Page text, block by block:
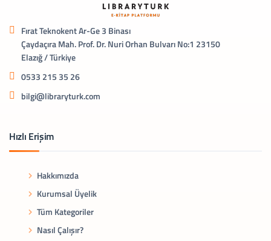
Fırat Teknokent Ar-Ge 3 Binası
Çaydaçıra Mah. Prof. Dr. Nuri Orhan Bulvarı No:1 23150
Elazığ / Türkiye
0533 215 35 26
bilgi@libraryturk.com
Hızlı Erişim
Hakkımızda
Kurumsal Üyelik
Tüm Kategoriler
Nasıl Çalışır?